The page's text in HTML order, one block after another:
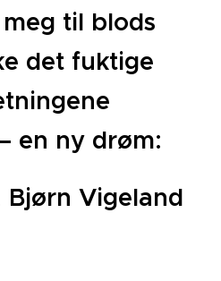
til blods
det fuktige
en ny drøm:
Vigeland